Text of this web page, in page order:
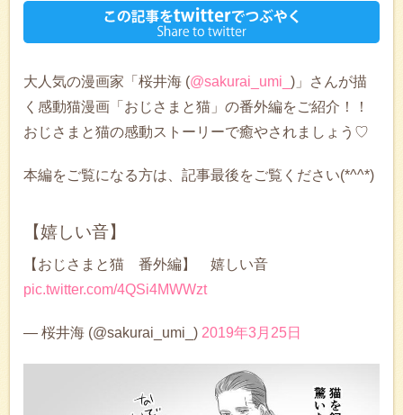
大人気の漫画家「桜井海 (@sakurai_umi_ )」さんが描
く感動猫漫画「おじさまと猫」の番外編をご紹介！！
おじさまと猫の感動ストーリーで癒やされましょう♡
本編をご覧になる方は、記事最後をご覧ください(*^^*)
【嬉しい音】
【おじさまと猫 番外編】 嬉しい音
pic.twitter.com/4QSi4MWWzt
— 桜井海 (@sakurai_umi_) 2019年3月25日